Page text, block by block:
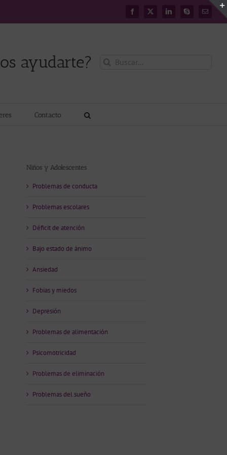
Facebook
X LinkedInSkype
Correo
ayudarte? Buscar:
Contacto
Niños y Adolescentes
Problemas de conducta
Problemas escolares
Déficit de atención
Bajo estado de ánimo
Ansiedad
Fobias y miedos
Depresión
Problemas de alimentación
Psicomotricidad
Problemas de eliminación
Problemas del sueño